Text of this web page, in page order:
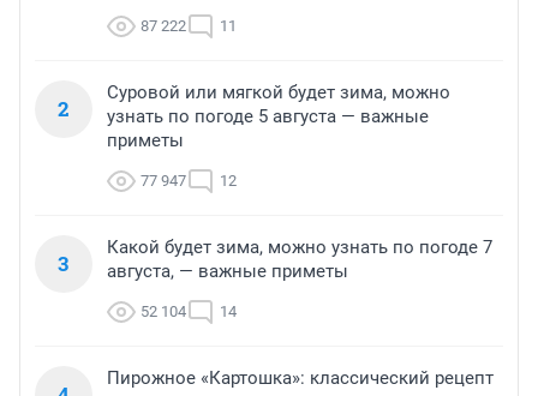
87 222 11
2
Суровой или мягкой будет зима, можно
узнать по погоде 5 августа — важные
приметы
77 947 12
3
Какой будет зима, можно узнать по погоде 7
августа, — важные приметы
52 104 14
Пирожное «Картошка»: классический рецепт